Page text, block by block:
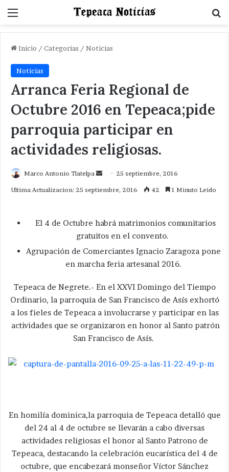
Menu
Inicio / Categorias / Noticias
Noticias
Arranca Feria Regional de
Octubre 2016 en Tepeaca;pide
parroquia participar en
actividades religiosas.
Marco Antonio Tlatelpa
Send 25 septiembre, 2016
Ultima Actualizacion: 25 septiembre, 2016 42 1 Minuto Leido
El 4 de Octubre habrá matrimonios comunitarios
gratuitos en el convento.
Agrupación de Comerciantes Ignacio Zaragoza pone
en marcha feria artesanal 2016.
Tepeaca de Negrete.- En el XXVI Domingo del Tiempo
Ordinario, la parroquia de San Francisco de Asís exhortó
a los fieles de Tepeaca a involucrarse y participar en las
actividades que se organizaron en honor al Santo patrón
San Francisco de Asís.
En homilía dominica,la parroquia de Tepeaca detalló que
del 24 al 4 de octubre se llevarán a cabo diversas
actividades religiosas el honor al Santo Patrono de
Tepeaca, destacando la celebración eucarística del 4 de
octubre, que encabezará monseñor Víctor Sánchez